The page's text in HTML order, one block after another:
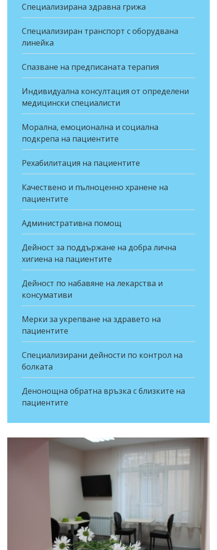
Специализирана здравна грижа
Специализиран транспорт с оборудвана
линейка
Спазване на предписаната терапия
Индивидуална консултация от определени
медицински специалисти
Морална, емоционална и социална
подкрепа на пациентите
Рехабилитация на пациентите
Качествено и пълноценно хранене на
пациентите
Административна помощ
Дейност за поддържане на добра лична
хигиена на пациентите
Дейност по набавяне на лекарства и
консумативи
Мерки за укрепване на здравето на
пациентите
Специализирани дейности по контрол на
болката
Денонощна обратна връзка с близките на
пациентите